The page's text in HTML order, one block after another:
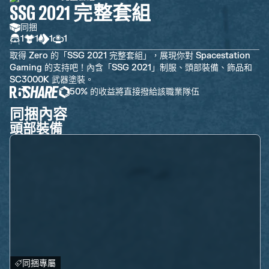
SSG 2021 完整套組
同捆
1
1 1
1
取得 Zero 的「SSG 2021 完整套組」，展現你對 Spacestation
Gaming 的支持吧！內含「SSG 2021」制服、頭部裝備、飾品和
SC3000K 武器塗裝。
50% 的收益將直接撥給該職業隊伍
同捆內容
頭部裝備
同捆專屬